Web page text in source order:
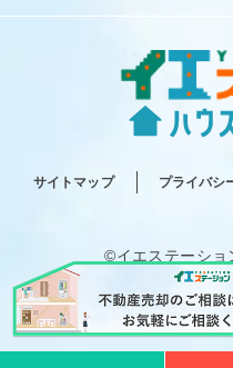
サイトマップ プライバシ
©イエステーショ
All